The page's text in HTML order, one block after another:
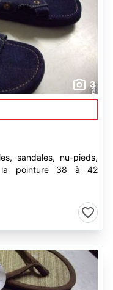
3
sandales, nu-pieds,
pointure 38 à 42